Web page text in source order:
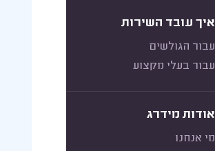
איך עובד השירות
עבור הגולשים
עבור בעלי מקצוע
אודות מידרג
מי אנחנו